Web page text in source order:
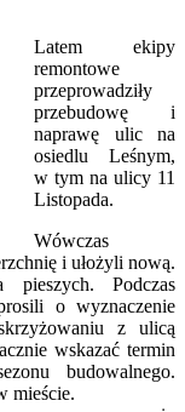
Latem ekipy
remontowe
przeprowadziły
przebudowę i
naprawę ulic na
osiedlu Leśnym,
w tym na ulicy 11
Listopada.
Wówczas
i ułożyli nową.
Podczas
o wyznaczenie
z ulicą
wskazać termin
budowalnego.
mieście.